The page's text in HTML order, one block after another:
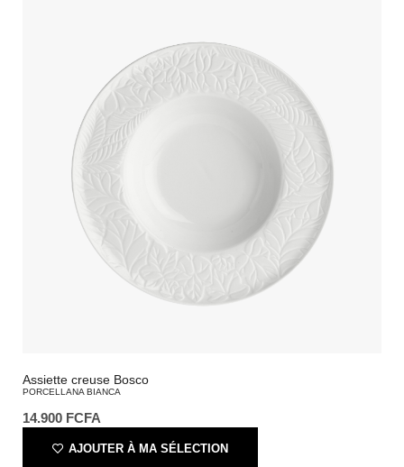
Assiette creuse Bosco
PORCELLANA BIANCA
14.900 FCFA
AJOUTER À MA SÉLECTION